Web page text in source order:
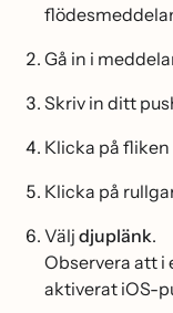
Gå in i
Skriv in ditt
Klicka på fliken
Klicka på
Välj djuplänk.
Observera att i
aktiverat iOS-